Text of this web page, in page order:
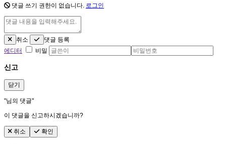
댓글 쓰기 권한이 없습니다. 로그인
취소
댓글 등록
에디터
비밀
신고
닫기
"님의 댓글"
이 댓글을 신고하시겠습니까?
취소 확인